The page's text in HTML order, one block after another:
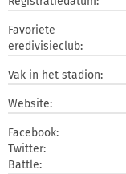
Favoriete
eredivisieclub:
Vak in het stadion:
Website:
Facebook:
Twitter:
Battle: